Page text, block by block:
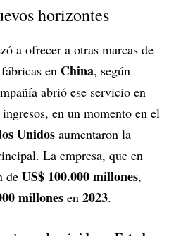
horizontes
a ofrecer a otras marcas de
en China, según
abrió ese servicio en
en un momento en el
Unidos aumentaron la
La empresa, que en
de US$ 100.000 millones,
millones en 2023.